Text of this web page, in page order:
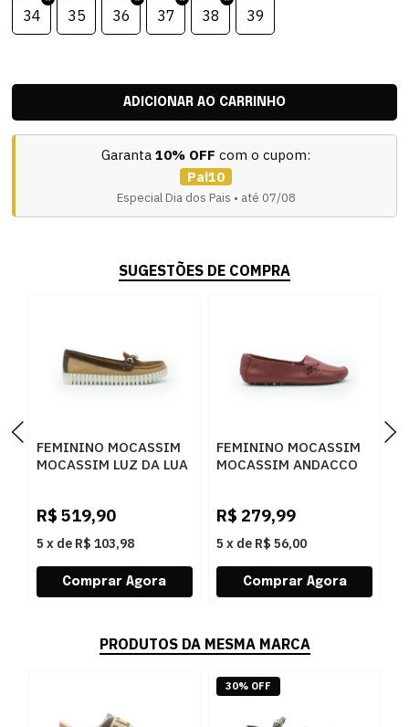
34 35 36 37 38 39
Garanta 10% OFF com o cupom:
Pai10
Especial Dia dos Pais • até 07/08
SUGESTÕES DE COMPRA
FEMININO MOCASSIM
MOCASSIM LUZ DA LUA
TRUFA
R$ 519,90
5 x de R$ 103,98
FEMININO MOCASSIM
MOCASSIM ANDACCO
R$ 279,99
5 x de R$ 56,00
PRODUTOS DA MESMA MARCA
30% OFF